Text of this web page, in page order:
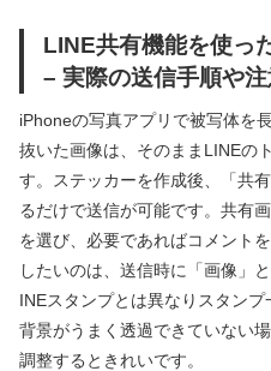
LINE共有機能を使っ
– 実際の送信手順や
iPhoneの写真アプリで被写体を
抜いた画像は、そのままLINEの
す。ステッカーを作成後、「共
るだけで送信が可能です。共有
を選び、必要であればコメント
したいのは、送信時に「画像」
INEスタンプとは異なりスタンプ
背景がうまく透過できていない
調整するときれいです。